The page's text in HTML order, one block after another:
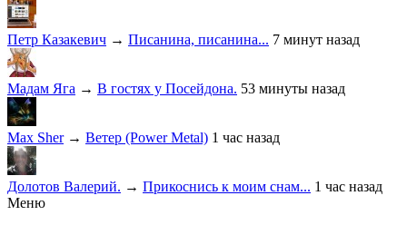
Петр Казакевич → Писанина, писанина... 7 минут назад
Мадам Яга → В гостях у Посейдона. 53 минуты назад
Max Sher→ Ветер (Power Metal) 1 час назад
Долотов Валерий. → Прикоснись к моим снам... 1 час назад
Меню